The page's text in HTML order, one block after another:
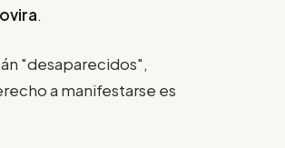
.
"desaparecidos",
a manifestarse es